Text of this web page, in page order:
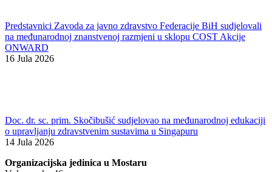
Predstavnici Zavoda za javno zdravstvo Federacije BiH sudjelovali
na međunarodnoj znanstvenoj razmjeni u sklopu COST Akcije
ONWARD
16 Jula 2026
Doc. dr. sc. prim. Skočibušić sudjelovao na međunarodnoj edukaciji
o upravljanju zdravstvenim sustavima u Singapuru
14 Jula 2026
Organizacijska jedinica u Mostaru